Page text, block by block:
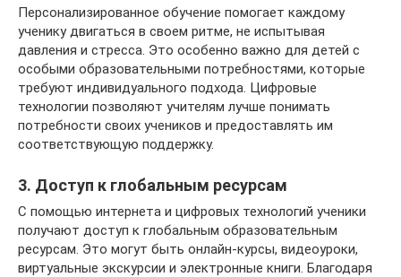
Персонализированное обучение помогает каждому
ученику двигаться в своем ритме, не испытывая
давления и стресса. Это особенно важно для детей с
особыми образовательными потребностями, которые
требуют индивидуального подхода. Цифровые
технологии позволяют учителям лучше понимать
потребности своих учеников и предоставлять им
соответствующую поддержку.
3. Доступ к глобальным ресурсам
С помощью интернета и цифровых технологий ученики
получают доступ к глобальным образовательным
ресурсам. Это могут быть онлайн-курсы, видеоуроки,
виртуальные экскурсии и электронные книги. Благодаря